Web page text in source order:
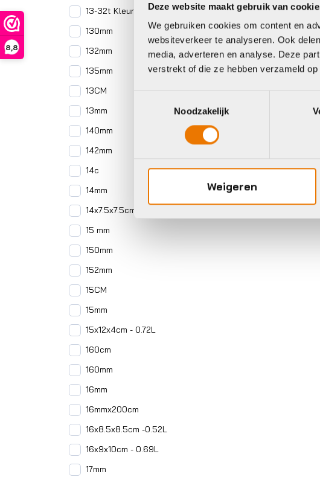
Deze website maakt gebruik van
We gebruiken cookies om content en
websiteverkeer te analyseren. Ook
media, adverteren en analyse. Deze
verstrekt of die ze hebben verzameld
Noodzakelijk
Weigeren
8,8
13-32t Kleur
130mm
132mm
135mm
13CM
13mm
140mm
142mm
14c
14mm
14x7.5x7.5cm - 0.36L
15 mm
150mm
152mm
15CM
15mm
15x12x4cm - 0.72L
160cm
160mm
16mm
16mmx200cm
16x8.5x8.5cm -0.52L
16x9x10cm - 0.69L
17mm